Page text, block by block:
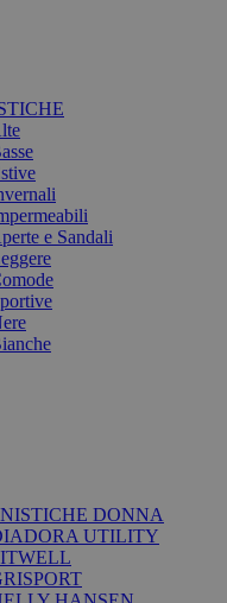
e Sandali
DONNA
UTILITY